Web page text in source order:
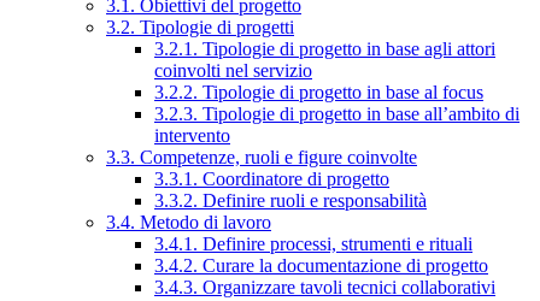
3.1. Obiettivi del progetto
3.2. Tipologie di progetti
3.2.1. Tipologie di progetto in base agli attori
coinvolti nel servizio
3.2.2. Tipologie di progetto in base al focus
3.2.3. Tipologie di progetto in base all’ambito di
intervento
3.3. Competenze, ruoli e figure coinvolte
3.3.1. Coordinatore di progetto
3.3.2. Definire ruoli e responsabilità
3.4. Metodo di lavoro
3.4.1. Definire processi, strumenti e rituali
3.4.2. Curare la documentazione di progetto
3.4.3. Organizzare tavoli tecnici collaborativi